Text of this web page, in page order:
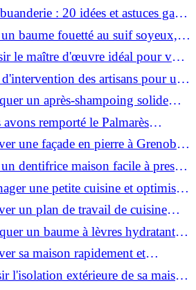
: 20 idées et astuces gain
espace fonctionnel et stylé
baume fouetté au suif soyeux,
le maître d'œuvre idéal pour vos
?
des artisans pour une
un après-shampoing solide
? remporté le Palmarès
: les coulisses du projet primé
une façade en pierre à Grenoble
et conseils
dentifrice maison facile à presser
une petite cuisine et optimiser
carré ?
un plan de travail de cuisine
étape par étape
un baume à lèvres hydratant et
sa maison rapidement et
l'isolation extérieure de sa maison